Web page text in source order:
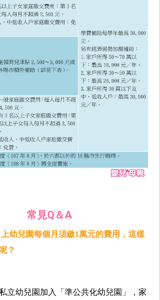
常見Q＆A
幼兒園每個月須繳1萬元的費用，這樣
？
立幼兒園加入「準公共化幼兒園」，家